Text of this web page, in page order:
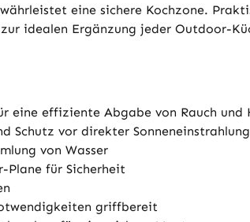
eine sichere Kochzone.
idealen Ergänzung jeder Outdoor-
eine effiziente Abgabe von Rauch und
Schutz vor direkter Sonneneinstrahlung
von Wasser
Plane für Sicherheit
griffbereit